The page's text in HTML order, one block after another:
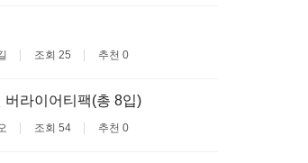
조회 25 추천 0
버라이어티팩(총 8입)
조회 54 추천 0